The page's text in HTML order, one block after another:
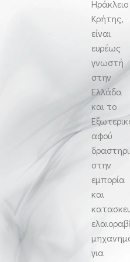
Ηράκλειο
Κρήτης,
είναι
ευρέως
γνωστή
στην
Ελλάδα
και το
αφού
στην
εμπορία
και
για